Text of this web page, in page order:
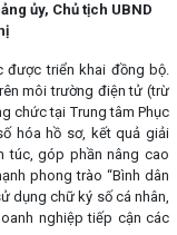
ủy, Chủ tịch UBND
triển khai đồng bộ.
môi trường điện tử (trừ
chức tại Trung tâm Phục
hóa hồ sơ, kết quả giải
túc, góp phần nâng cao
phong trào “Bình dân
dụng chữ ký số cá nhân,
nghiệp tiếp cận các